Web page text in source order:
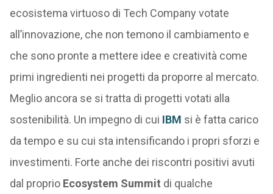
ecosistema virtuoso di Tech Company votate
all’innovazione, che non temono il cambiamento e
che sono pronte a mettere idee e creatività come
primi ingredienti nei progetti da proporre al mercato.
Meglio ancora se si tratta di progetti votati alla
sostenibilità. Un impegno di cui IBM si è fatta carico
da tempo e su cui sta intensificando i propri sforzi e
investimenti. Forte anche dei riscontri positivi avuti
dal proprio Ecosystem Summit di qualche